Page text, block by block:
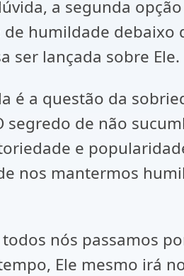
a segunda
humildade debaixo
ser lançada sobre Ele.
é a questão da
de não
e
nos mantermos
nós passamos
Ele mesmo irá